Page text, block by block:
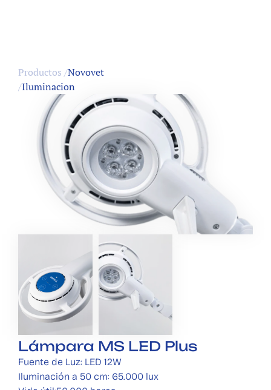
Lámpara MS LED Plus
Fuente de Luz: LED 12W
Iluminación a 50 cm: 65.000 lux
Productos /Novovet
Iluminacion
/